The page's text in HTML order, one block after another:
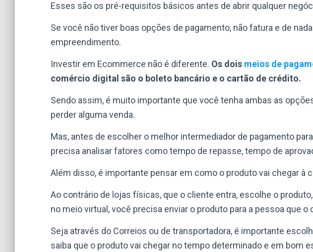
Esses são os pré-requisitos básicos antes de abrir qualquer
Se você não tiver boas opções de pagamento, não fatura e de
empreendimento.
Investir em Ecommerce não é diferente. Os dois meios de
comércio digital são o boleto bancário e o cartão de crédito.
Sendo assim, é muito importante que você tenha ambas as
perder alguma venda.
Mas, antes de escolher o melhor intermediador de pagamento
precisa analisar fatores como tempo de repasse, tempo de
Além disso, é importante pensar em como o produto vai chegar à
Ao contrário de lojas físicas, que o cliente entra, escolhe o produto,
no meio virtual, você precisa enviar o produto para a pessoa que o
Seja através do Correios ou de transportadora, é importante
saiba que o produto vai chegar no tempo determinado e em bom